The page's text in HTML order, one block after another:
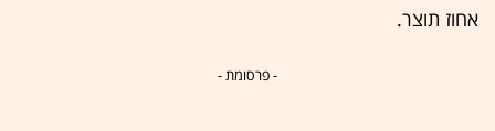
אחוז תוצר.
- פרסומת -